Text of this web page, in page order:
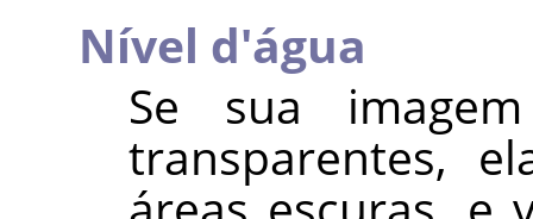
Nível d'água
Se sua
transparentes,